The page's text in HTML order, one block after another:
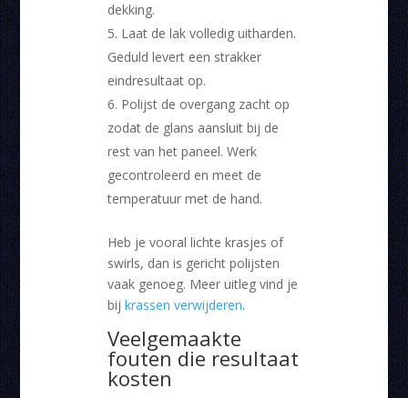
dekking.
Laat de lak volledig uitharden.
Geduld levert een strakker
eindresultaat op.
Polijst de overgang zacht op
zodat de glans aansluit bij de
rest van het paneel. Werk
gecontroleerd en meet de
temperatuur met de hand.
Heb je vooral lichte krasjes of
swirls, dan is gericht polijsten
vaak genoeg. Meer uitleg vind je
bij krassen verwijderen.
Veelgemaakte
fouten die resultaat
kosten